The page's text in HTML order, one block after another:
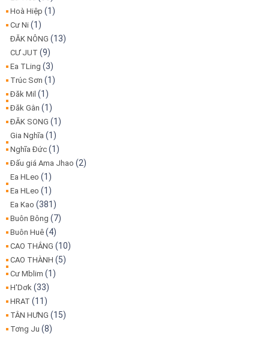
Hoà Hiệp (1)
Cư Ni (1)
ĐĂK NÔNG (13)
CƯ JUT (9)
Ea TLing (3)
Trúc Sơn (1)
Đăk Mil (1)
Đăk Gằn (1)
ĐĂK SONG (1)
Gia Nghĩa (1)
Nghĩa Đức (1)
Đấu giá Ama Jhao (2)
Ea HLeo (1)
Ea HLeo (1)
Ea Kao (381)
Buôn Bông (7)
Buôn Huê (4)
CAO THẮNG (10)
CAO THÀNH (5)
Cư Mblim (1)
H'Dơk (33)
HRAT (11)
TÂN HƯNG (15)
Tơng Ju (8)